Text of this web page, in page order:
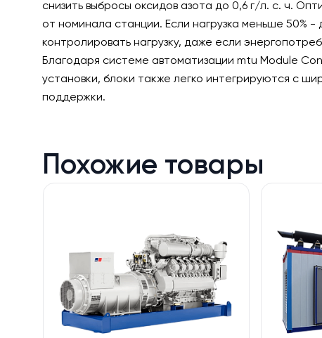
снизить выбросы оксидов азота до 0,6 г/л. с. ч.
от номинала станции. Если нагрузка меньше 50%
контролировать нагрузку, даже если
Благодаря системе автоматизации mtu Module
установки, блоки также легко интегрируются с
поддержки.
Похожие товары